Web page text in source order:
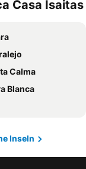
Casa Isaitas
Calma
Blanca
Inseln